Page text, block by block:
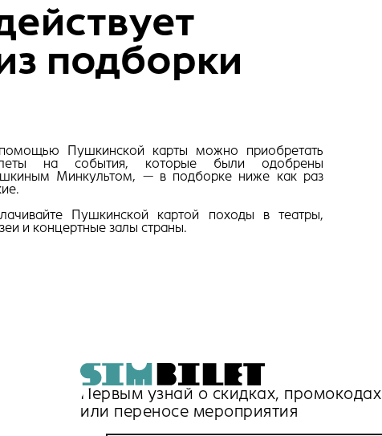
подборки
Пушкинской карты можно приобретать
на события, которые были одобрены
Минкультом, — в подборке ниже как раз
Пушкинской картой походы в театры,
и концертные залы страны.
Первым узнай о скидках, промокодах
или переносе мероприятия